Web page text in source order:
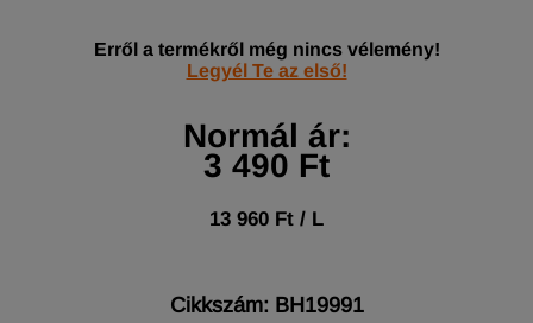
Erről a termékről még nincs vélemény!
Legyél Te az első!
Normál ár:
3 490 Ft
13 960 Ft / L
Cikkszám: BH19991